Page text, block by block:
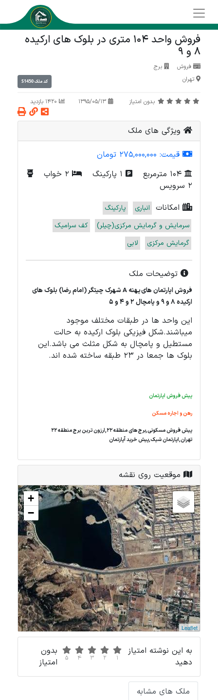
فروش واحد 104 متری در بلوک های ارکیده
8 و 9
فروش
برج
تهران
کد ملکS1450
بدون امتیاز
ویژگی های ملک
قیمت: 275,000,000 تومان
104 مترمربع
1 پارکینگ
2 خواب
2 سرویس
امکانات
انباری
پارکینگ
سرمایش و گرمایش مرکزی(چیلر)
کف سرامیک
گرمایش مرکزی
لابی
توضیحات ملک
فروش اپارتمان های پهنه A شهرک چیتگر (امام رضا) بلوک های
ارکیده 8 و 9 و پامچال 2 و 4 و 5
این واحد ها در طبقات مختلف موجود
میباشند.شکل فیزیکی بلوک ارکیده به حالت
مستطیل و پامچال به شکل مثلث می باشد.این
بلوک ها جمعا در 23 طبقه ساخته شده اند.
پیش فروش اپارتمان
رهن و اجاره مسکن
پیش فروش مسکونی,برج های منطقه 22,ارزون ترین برج منطقه 22
تهران,اپارتمان شیک,پیش خرید آپارتمان
موقعیت روی نقشه
+
−
Leaflet
به این نوشته امتیاز
دهید
1
2
3
4
5
بدون
امتیاز
ملک های مشابه